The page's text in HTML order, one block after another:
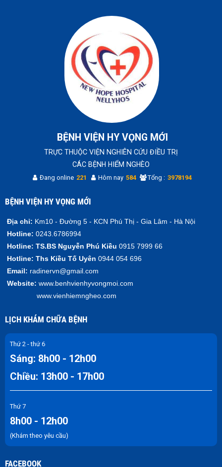
BỆNH VIỆN HY VỌNG MỚI
TRỰC THUỘC VIỆN NGHIÊN CỨU ĐIỀU TRỊ
CÁC BỆNH HIỂM NGHÈO
Đang online 221 Hôm nay 584 Tổng : 3978194
BỆNH VIỆN HY VỌNG MỚI
Địa chỉ: Km10 - Đường 5 - KCN Phú Thị - Gia Lâm - Hà Nội
Hotline: 0243.6786994
Hotline: TS.BS Nguyễn Phú Kiều 0915 7999 66
Hotline: Ths Kiều Tố Uyên 0944 054 696
Email: radinervn@gmail.com
Website: www.benhvienhyvongmoi.com
www.vienhiemngheo.com
LỊCH KHÁM CHỮA BỆNH
Thứ 2 - thứ 6
Sáng: 8h00 - 12h00
Chiều: 13h00 - 17h00
Thứ 7
8h00 - 12h00
(Khám theo yêu cầu)
FACEBOOK